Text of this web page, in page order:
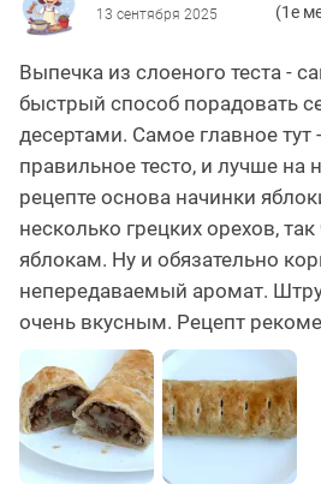
(1е
13 сентября 2025
Выпечка из слоеного теста -
быстрый способ порадовать
десертами. Самое главное тут
правильное тесто, и лучше на
рецепте основа начинки
несколько грецких орехов,
яблокам. Ну и обязательно
непередаваемый аромат.
очень вкусным. Рецепт